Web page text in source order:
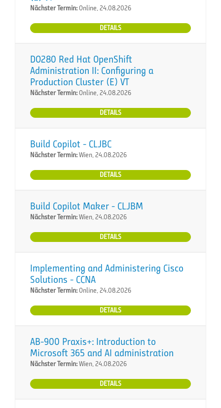
Nächster Termin:Online, 24.08.2026
DETAILS
DO280 Red Hat OpenShift
Administration II: Configuring a
Production Cluster (E) VT
Nächster Termin:Online, 24.08.2026
DETAILS
Build Copilot - CLJBC
Nächster Termin:Wien, 24.08.2026
DETAILS
Build Copilot Maker - CLJBM
Nächster Termin:Wien, 24.08.2026
DETAILS
Implementing and Administering Cisco
Solutions - CCNA
Nächster Termin:Online, 24.08.2026
DETAILS
AB-900 Praxis+: Introduction to
Microsoft 365 and AI administration
Nächster Termin:Wien, 24.08.2026
DETAILS